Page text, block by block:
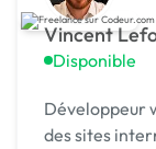
Vincent
Disponible
Développeur
des sites